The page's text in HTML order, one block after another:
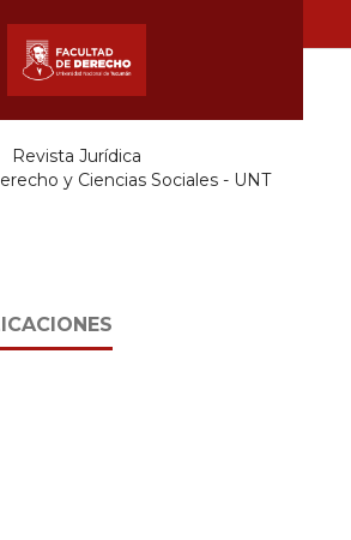
Revista Jurídica
y Ciencias Sociales - UNT